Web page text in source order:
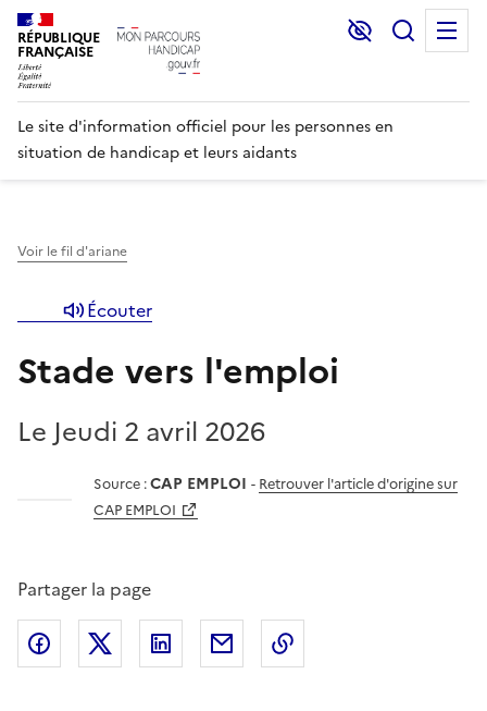
RÉPUBLIQUE
FRANÇAISE
Lecture et
Le site d'information officiel pour les personnes en
situation de handicap et leurs aidants
Voir le fil d'ariane
Écouter
Stade vers l'emploi
Le Jeudi 2 avril 2026
Source :CAP EMPLOI - Retrouver l'article d'origine sur
CAP EMPLOI
Partager la page
Partager l'article surFacebook
Partager l'article sur X (anciennement
Partager l'article sur
Partager l'article par courriel